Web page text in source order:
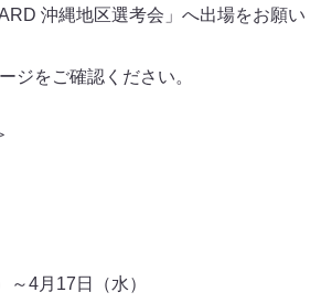
沖縄地区選考会」へ出場をお願い
ジをご確認ください。
～4月17日（水）